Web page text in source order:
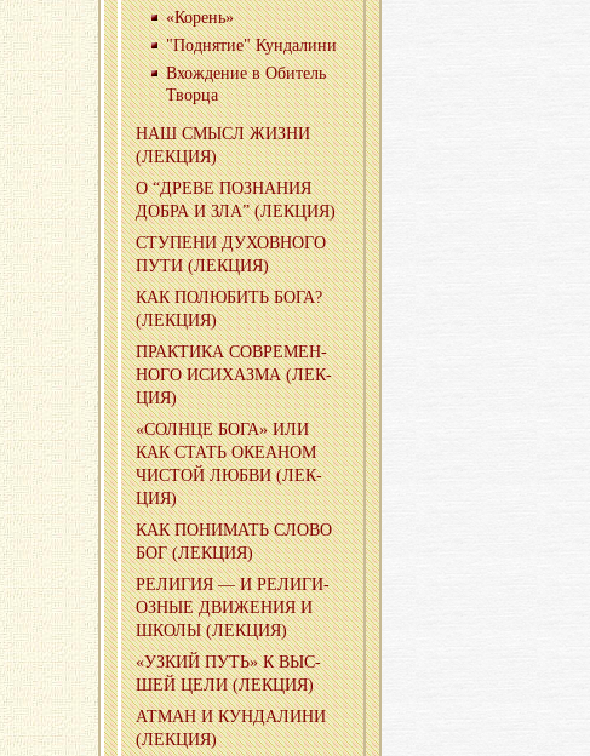
«Ко­рень»
"Под­ня­тие" Кун­да­ли­ни
Вхож­де­ние в Оби­тель
Твор­ца
НАШ СМЫСЛ ЖИЗНИ
(ЛЕК­ЦИЯ)
О “ДРЕВЕ ПО­ЗНА­НИЯ
ДОБРА И ЗЛА” (ЛЕК­ЦИЯ)
СТУ­ПЕ­НИ ДУ­ХОВ­НО­ГО
ПУТИ (ЛЕК­ЦИЯ)
КАК ПО­ЛЮ­БИТЬ БОГА?
(ЛЕК­ЦИЯ)
ПРАК­ТИ­КА СО­ВРЕ­МЕН­
НО­ГО ИС­И­ХАЗ­МА (ЛЕК­
ЦИЯ)
«СОЛН­ЦЕ БОГА» ИЛИ
КАК СТАТЬ ОКЕ­А­НОМ
ЧИ­СТОЙ ЛЮБВИ (ЛЕК­
ЦИЯ)
КАК ПО­НИ­МАТЬ СЛОВО
БОГ (ЛЕК­ЦИЯ)
РЕ­ЛИ­ГИЯ — И РЕ­ЛИ­ГИ­
ОЗ­НЫЕ ДВИ­ЖЕ­НИЯ И
ШКОЛЫ (ЛЕК­ЦИЯ)
«УЗКИЙ ПУТЬ» К ВЫС­
ШЕЙ ЦЕЛИ (ЛЕК­ЦИЯ)
АТМАН И КУН­ДА­ЛИ­НИ
(ЛЕК­ЦИЯ)